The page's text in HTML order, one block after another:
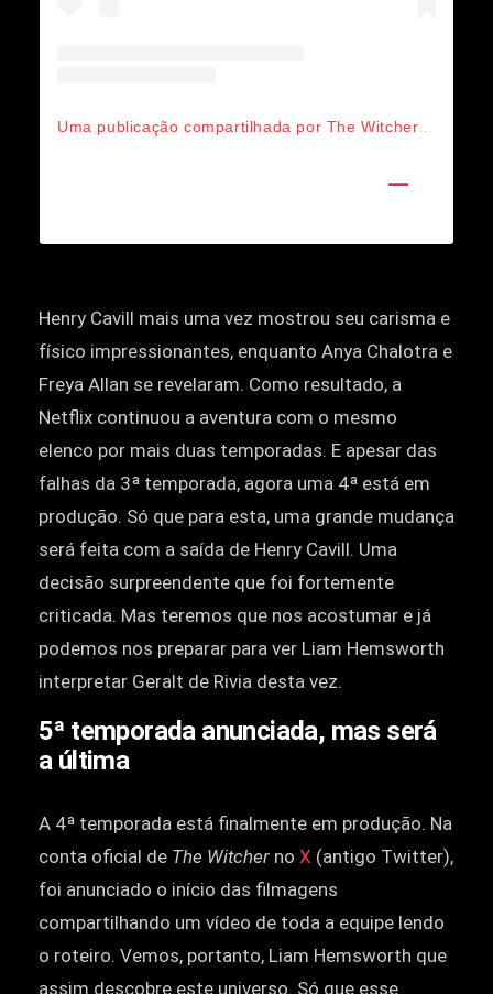
Henry Cavill mais uma vez mostrou seu carisma e
físico impressionantes, enquanto Anya Chalotra e
Freya Allan se revelaram. Como resultado, a
Netflix continuou a aventura com o mesmo
elenco por mais duas temporadas. E apesar das
falhas da 3ª temporada, agora uma 4ª está em
produção. Só que para esta, uma grande mudança
será feita com a saída de Henry Cavill. Uma
decisão surpreendente que foi fortemente
criticada. Mas teremos que nos acostumar e já
podemos nos preparar para ver Liam Hemsworth
interpretar Geralt de Rivia desta vez.
5ª temporada anunciada, mas será
a última
A 4ª temporada está finalmente em produção. Na
conta oficial de The Witcher no X (antigo Twitter),
foi anunciado o início das filmagens
compartilhando um vídeo de toda a equipe lendo
o roteiro. Vemos, portanto, Liam Hemsworth que
assim descobre este universo. Só que esse